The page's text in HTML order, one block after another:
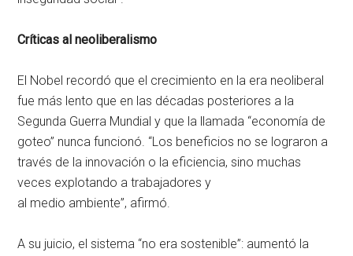
Críticas al neoliberalismo
El Nobel recordó que el crecimiento en la era neoliberal
fue más lento que en las décadas posteriores a la
Segunda Guerra Mundial y que la llamada “economía de
goteo” nunca funcionó. “Los beneficios no se lograron a
través de la innovación o la eficiencia, sino muchas
veces explotando a trabajadores y
al medio ambiente”, afirmó.
A su juicio, el sistema “no era sostenible”: aumentó la